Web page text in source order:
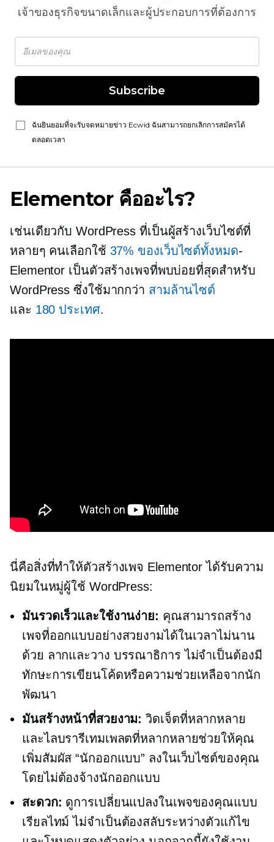
เจ้าของธุรกิจขนาดเล็กและผู้ประกอบการที่ต้องการ
Subscribe
ฉันยินยอมที่จะรับจดหมายข่าว Ecwid ฉันสามารถยกเลิกการสมัครได้
ตลอดเวลา
Elementor คืออะไร?
เช่นเดียวกับ WordPress ที่เป็นผู้สร้างเว็บไซต์ที่
หลายๆ คนเลือกใช้ 37% ของเว็บไซต์ทั้งหมด-
Elementor เป็นตัวสร้างเพจที่พบบ่อยที่สุดสำหรับ
WordPress ซึ่งใช้มากกว่า สามล้านไซต์
และ 180 ประเทศ.
นี่คือสิ่งที่ทำให้ตัวสร้างเพจ Elementor ได้รับความ
นิยมในหมู่ผู้ใช้ WordPress:
มันรวดเร็วและใช้งานง่าย: คุณสามารถสร้าง
เพจที่ออกแบบอย่างสวยงามได้ในเวลาไม่นาน
ด้วย ลากและวาง บรรณาธิการ ไม่จำเป็นต้องมี
ทักษะการเขียนโค้ดหรือความช่วยเหลือจากนัก
พัฒนา
มันสร้างหน้าที่สวยงาม: วิดเจ็ตที่หลากหลาย
และไลบรารีเทมเพลตที่หลากหลายช่วยให้คุณ
เพิ่มสัมผัส “นักออกแบบ” ลงในเว็บไซต์ของคุณ
โดยไม่ต้องจ้างนักออกแบบ
สะดวก: ดูการเปลี่ยนแปลงในเพจของคุณแบบ
เรียลไทม์ ไม่จำเป็นต้องสลับระหว่างตัวแก้ไข